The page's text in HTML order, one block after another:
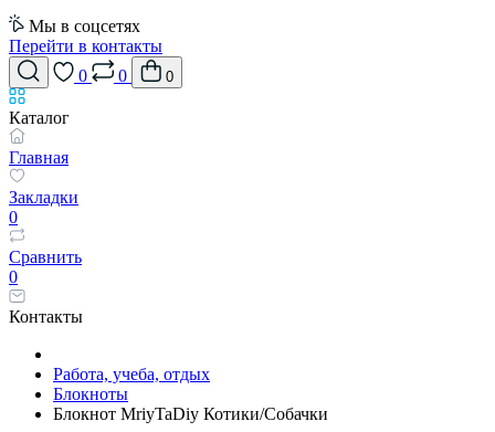
Мы в соцсетях
Перейти в контакты
0
0 0
Каталог
Главная
Закладки
0
Сравнить
0
Контакты
Работа, учеба, отдых
Блокноты
Блокнот MriyTaDiy Котики/Собачки